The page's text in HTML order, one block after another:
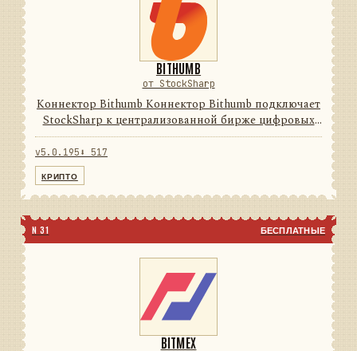
BITHUMB
от StockSharp
Коннектор Bithumb Коннектор Bithumb подключает
StockSharp к централизованной бирже цифровых
активов. Он переводит данные и операции
провайдера в единую модель сообщений
StockSharp, поэтому приложения ...
v5.0.195 ⬇ 517
КРИПТО
N 31 БЕСПЛАТНЫЕ
BITMEX